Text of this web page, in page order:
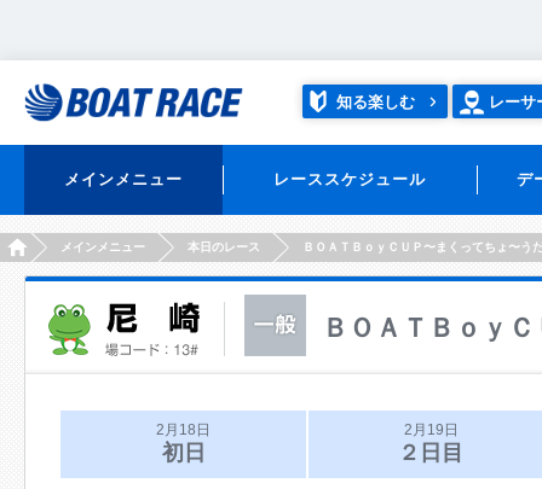
知る楽しむ レーサ
メインメニュー レーススケジュール デ
HOMEメインメニュー 本日のレース ＢＯＡＴＢｏｙＣＵＰ〜まくってちょ〜う
ＢＯＡＴＢｏｙ
2月18日
初日
2月19日
２日目